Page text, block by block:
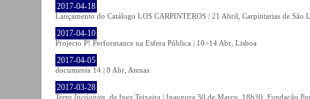
2017-04-18
Lançamento do Catálogo LOS CARPINTEROS | 21 Abril, Carpintarias de São
2017-04-10
Projecto P! Performance na Esfera Pública | 10>14 Abr, Lisboa
2017-04-05
documenta 14 | 8 Abr, Atenas
2017-03-28
Terra Incógnita , de Inez Teixeira | Inaugura 30 de Março, 18h30, Fundação